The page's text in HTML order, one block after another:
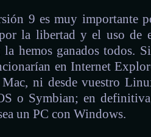
9 es muy importante
la libertad y el uso de
la hemos ganados todos.
en Internet
ni desde vuestro
o Symbian; en
un PC con Windows.